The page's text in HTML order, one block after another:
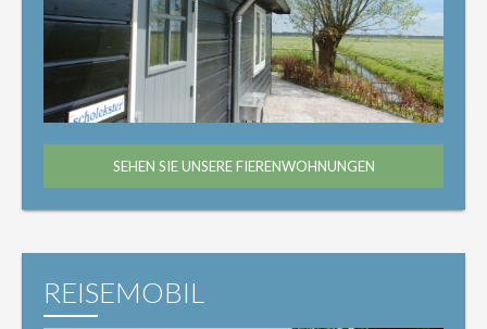
SEHEN SIE UNSERE FIERENWOHNUNGEN
REISEMOBIL